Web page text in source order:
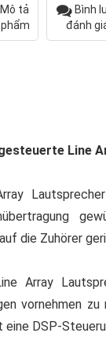
Mô tả
Bình
đánh
Line
die Zuhörer
Array
vornehmen
DSP-